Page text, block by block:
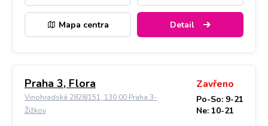
Mapa centra Detail
Praha 3, Flora
Vinohradská 2828/151, 130 00 Praha 3-
Žižkov
Zavřeno
Po-So: 9-21
Ne: 10-21